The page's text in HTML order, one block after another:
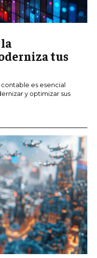
tus
es esencial
y optimizar sus